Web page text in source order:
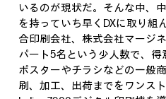
いるのが現状だ。そんな中、
を持っていち早くDXに取り組
合印刷会社、株式会社マージ
パート5名という少人数で、得
ポスターやチラシなどの一般
刷、加工、出荷までをワンス